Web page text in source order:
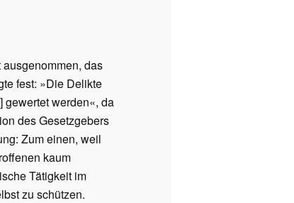
das
fest: »Die Delikte
werden«, da
des Gesetzgebers
Zum einen, weil
kaum
Tätigkeit im
zu schützen.